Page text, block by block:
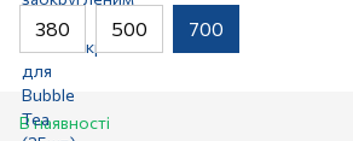
380 500 700
В наявності